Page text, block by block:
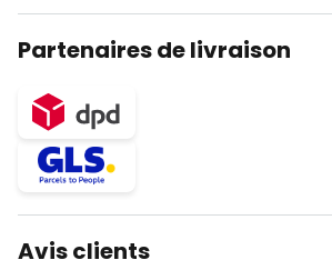
Partenaires de livraison
Avis clients